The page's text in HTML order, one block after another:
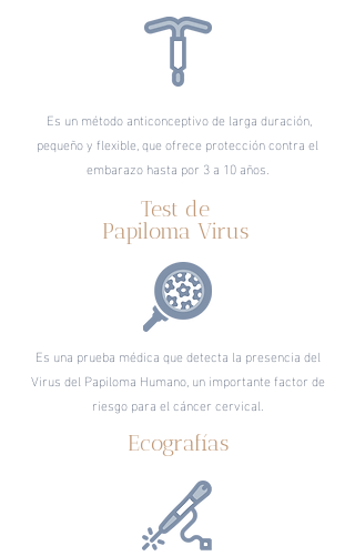
Es un método anticonceptivo de larga duración,
pequeño y flexible, que ofrece protección contra el
embarazo hasta por 3 a 10 años.
Test de
Papiloma Virus
Es una prueba médica que detecta la presencia del
Virus del Papiloma Humano, un importante factor de
riesgo para el cáncer cervical.
Ecografías